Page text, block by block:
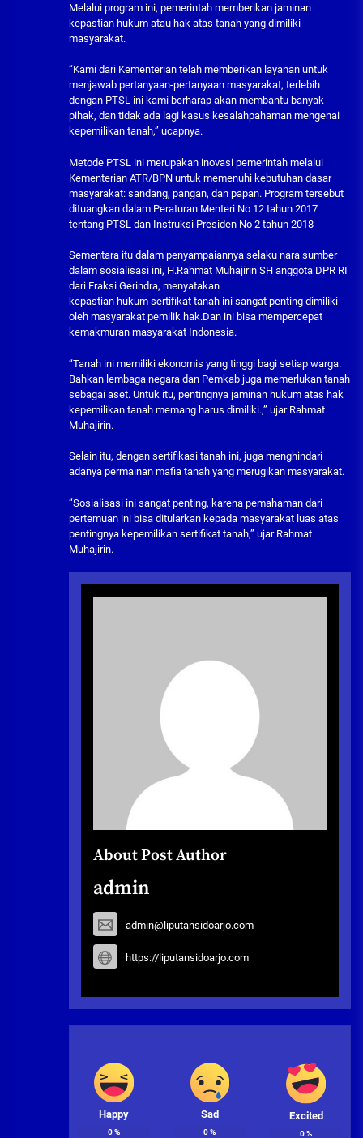
Melalui program ini, pemerintah memberikan jaminan
kepastian hukum atau hak atas tanah yang dimiliki
masyarakat.
“Kami dari Kementerian telah memberikan layanan untuk
menjawab pertanyaan-pertanyaan masyarakat, terlebih
dengan PTSL ini kami berharap akan membantu banyak
pihak, dan tidak ada lagi kasus kesalahpahaman mengenai
kepemilikan tanah,” ucapnya.
Metode PTSL ini merupakan inovasi pemerintah melalui
Kementerian ATR/BPN untuk memenuhi kebutuhan dasar
masyarakat: sandang, pangan, dan papan. Program tersebut
dituangkan dalam Peraturan Menteri No 12 tahun 2017
tentang PTSL dan Instruksi Presiden No 2 tahun 2018
Sementara itu dalam penyampaiannya selaku nara sumber
dalam sosialisasi ini, H.Rahmat Muhajirin SH anggota DPR RI
dari Fraksi Gerindra, menyatakan
kepastian hukum sertifikat tanah ini sangat penting dimiliki
oleh masyarakat pemilik hak.Dan ini bisa mempercepat
kemakmuran masyarakat Indonesia.
“Tanah ini memiliki ekonomis yang tinggi bagi setiap warga.
Bahkan lembaga negara dan Pemkab juga memerlukan tanah
sebagai aset. Untuk itu, pentingnya jaminan hukum atas hak
kepemilikan tanah memang harus dimiliki.,” ujar Rahmat
Muhajirin.
Selain itu, dengan sertifikasi tanah ini, juga menghindari
adanya permainan mafia tanah yang merugikan masyarakat.
“Sosialisasi ini sangat penting, karena pemahaman dari
pertemuan ini bisa ditularkan kepada masyarakat luas atas
pentingnya kepemilikan sertifikat tanah,” ujar Rahmat
Muhajirin.
About Post Author
admin
admin@liputansidoarjo.com
https://liputansidoarjo.com
Happy
0%
Sad
0%
Excited
0%